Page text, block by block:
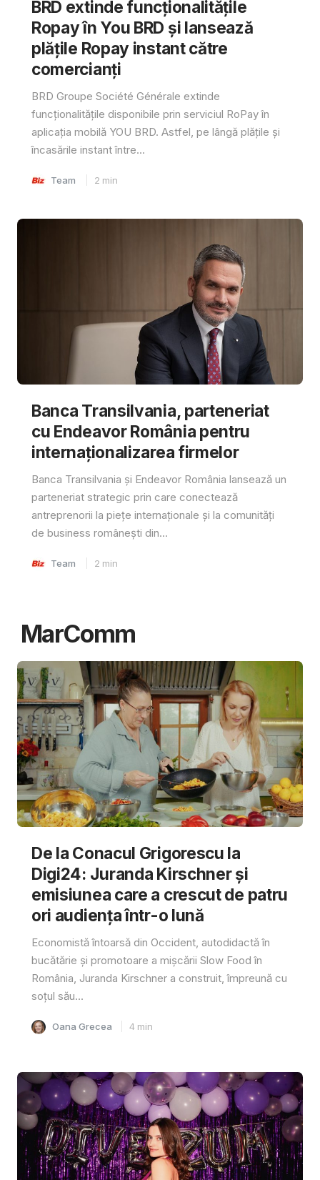
BRD extinde funcționalitățile
Ropay în You BRD și lansează
plățile Ropay instant către
comercianți
BRD Groupe Société Générale extinde
funcționalitățile disponibile prin serviciul RoPay în
aplicația mobilă YOU BRD. Astfel, pe lângă plățile și
încasările instant între...
Team 2 min
Banca Transilvania, parteneriat
cu Endeavor România pentru
internaționalizarea firmelor
Banca Transilvania și Endeavor România lansează un
parteneriat strategic prin care conectează
antreprenorii la piețe internaționale și la comunități
de business românești din...
Team 2 min
MarComm
De la Conacul Grigorescu la
Digi24: Juranda Kirschner și
emisiunea care a crescut de patru
ori audiența într-o lună
Economistă întoarsă din Occident, autodidactă în
bucătărie și promotoare a mișcării Slow Food în
România, Juranda Kirschner a construit, împreună cu
soțul său...
Oana Grecea 4 min